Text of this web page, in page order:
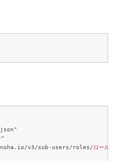
"
v3/sub-users/roles/ ロールID